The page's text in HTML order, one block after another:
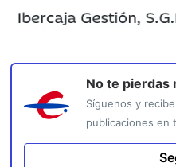
No te pierdas
Síguenos y
publicaciones en